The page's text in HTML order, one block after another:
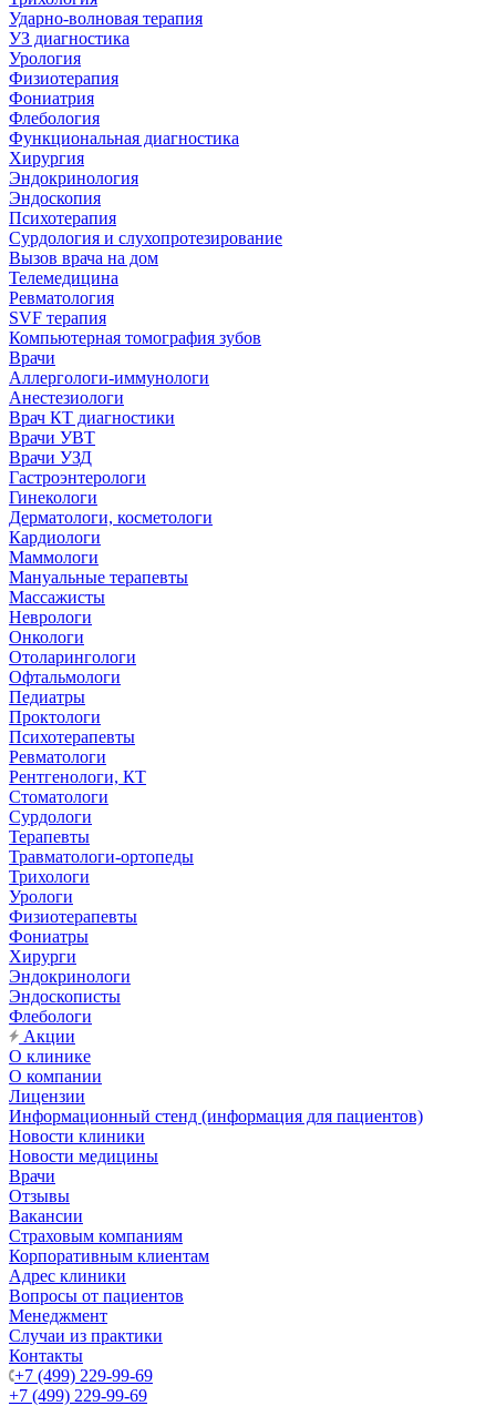
Ударно-волновая терапия
УЗ диагностика
Урология
Физиотерапия
Фониатрия
Флебология
Функциональная диагностика
Хирургия
Эндокринология
Эндоскопия
Психотерапия
Сурдология и слухопротезирование
Вызов врача на дом
Телемедицина
Ревматология
SVF терапия
Компьютерная томография зубов
Врачи
Аллергологи-иммунологи
Анестезиологи
Врач КТ диагностики
Врачи УВТ
Врачи УЗД
Гастроэнтерологи
Гинекологи
Дерматологи, косметологи
Кардиологи
Маммологи
Мануальные терапевты
Массажисты
Неврологи
Онкологи
Отоларингологи
Офтальмологи
Педиатры
Проктологи
Психотерапевты
Ревматологи
Рентгенологи, КТ
Стоматологи
Сурдологи
Терапевты
Травматологи-ортопеды
Трихологи
Урологи
Физиотерапевты
Фониатры
Хирурги
Эндокринологи
Эндоскописты
Флебологи
Акции
О клинике
О компании
Лицензии
Информационный стенд (информация для пациентов)
Новости клиники
Новости медицины
Врачи
Отзывы
Вакансии
Страховым компаниям
Корпоративным клиентам
Адрес клиники
Вопросы от пациентов
Менеджмент
Случаи из практики
Контакты
+7 (499) 229-99-69
+7 (499) 229-99-69